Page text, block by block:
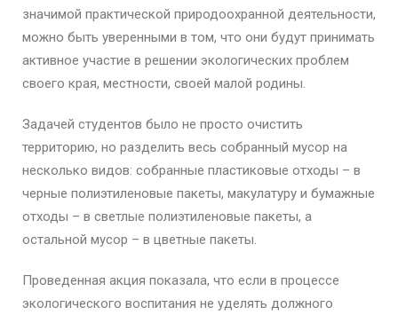
значимой практической природоохранной деятельности,
можно быть уверенными в том, что они будут принимать
активное участие в решении экологических проблем
своего края, местности, своей малой родины.
Задачей студентов было не просто очистить
территорию, но разделить весь собранный мусор на
несколько видов: собранные пластиковые отходы – в
черные полиэтиленовые пакеты, макулатуру и бумажные
отходы – в светлые полиэтиленовые пакеты, а
остальной мусор – в цветные пакеты.
Проведенная акция показала, что если в процессе
экологического воспитания не уделять должного